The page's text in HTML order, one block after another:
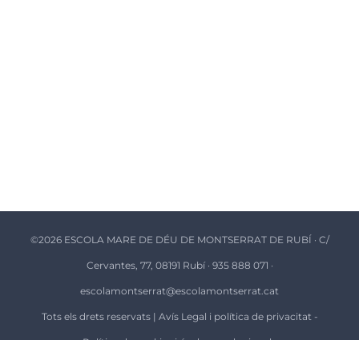
©2026 ESCOLA MARE DE DÉU DE MONTSERRAT DE RUBÍ · C/
Cervantes, 77, 08191 Rubí · 935 888 071 ·
escolamontserrat@escolamontserrat.cat
Tots els drets reservats | Avís Legal i política de privacitat -